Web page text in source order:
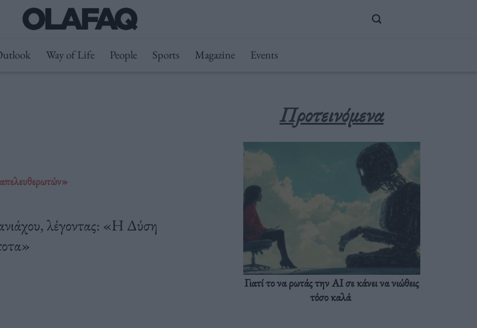
Way of Life People Sports Magazine Events
λέγοντας: «Η Δύση
Προτεινόμενα
Γιατί το να ρωτάς την AI σε κάνει να νιώθεις
τόσο καλά